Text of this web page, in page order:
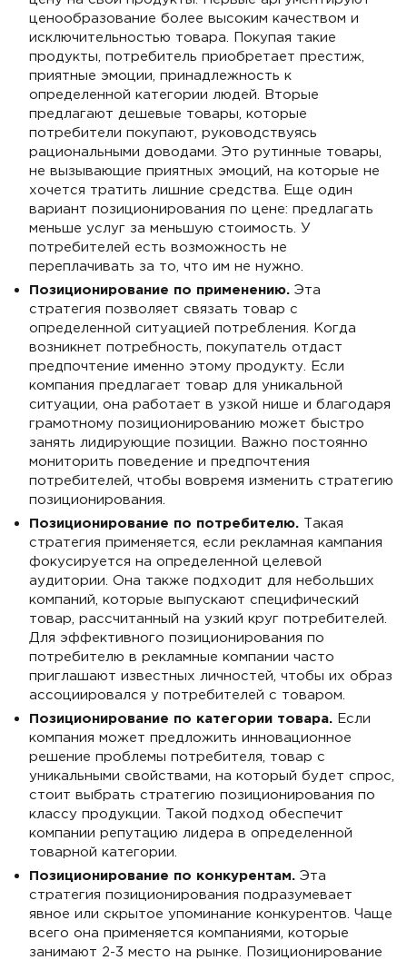
ценообразование более высоким качеством и
исключительностью товара. Покупая такие
продукты, потребитель приобретает престиж,
приятные эмоции, принадлежность к
определенной категории людей. Вторые
предлагают дешевые товары, которые
потребители покупают, руководствуясь
рациональными доводами. Это рутинные товары,
не вызывающие приятных эмоций, на которые не
хочется тратить лишние средства. Еще один
вариант позиционирования по цене: предлагать
меньше услуг за меньшую стоимость. У
потребителей есть возможность не
переплачивать за то, что им не нужно.
Позиционирование по применению. Эта
стратегия позволяет связать товар с
определенной ситуацией потребления. Когда
возникнет потребность, покупатель отдаст
предпочтение именно этому продукту. Если
компания предлагает товар для уникальной
ситуации, она работает в узкой нише и благодаря
грамотному позиционированию может быстро
занять лидирующие позиции. Важно постоянно
мониторить поведение и предпочтения
потребителей, чтобы вовремя изменить стратегию
позиционирования.
Позиционирование по потребителю. Такая
стратегия применяется, если рекламная кампания
фокусируется на определенной целевой
аудитории. Она также подходит для небольших
компаний, которые выпускают специфический
товар, рассчитанный на узкий круг потребителей.
Для эффективного позиционирования по
потребителю в рекламные компании часто
приглашают известных личностей, чтобы их образ
ассоциировался у потребителей с товаром.
Позиционирование по категории товара. Если
компания может предложить инновационное
решение проблемы потребителя, товар с
уникальными свойствами, на который будет спрос,
стоит выбрать стратегию позиционирования по
классу продукции. Такой подход обеспечит
компании репутацию лидера в определенной
товарной категории.
Позиционирование по конкурентам. Эта
стратегия позиционирования подразумевает
явное или скрытое упоминание конкурентов. Чаще
всего она применяется компаниями, которые
занимают 2-3 место на рынке. Позиционирование